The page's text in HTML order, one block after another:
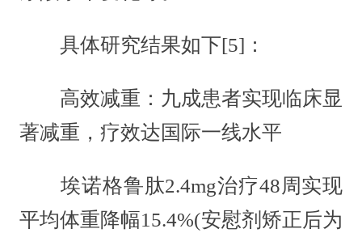
具体研究结果如下[5]：
高效减重：九成患者实现临床显
著减重，疗效达国际一线水平
埃诺格鲁肽2.4mg治疗48周实现
平均体重降幅15.4%(安慰剂矫正后为